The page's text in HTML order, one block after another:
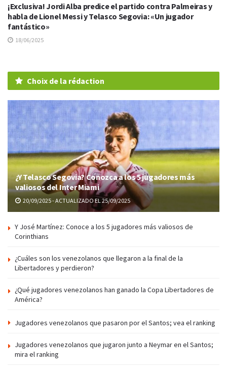
¡Exclusiva! Jordi Alba predice el partido contra Palmeiras y
habla de Lionel Messi y Telasco Segovia: «Un jugador
fantástico»
18/06/2025
Choix de la rédaction
¿Y Telasco Segovia? Conozca a los 5 jugadores más
valiosos del Inter Miami
20/09/2025 - ACTUALIZADO EL 25/09/2025
Y José Martínez: Conoce a los 5 jugadores más valiosos de
Corinthians
¿Cuáles son los venezolanos que llegaron a la final de la
Libertadores y perdieron?
¿Qué jugadores venezolanos han ganado la Copa Libertadores de
América?
Jugadores venezolanos que pasaron por el Santos; vea el ranking
Jugadores venezolanos que jugaron junto a Neymar en el Santos;
mira el ranking